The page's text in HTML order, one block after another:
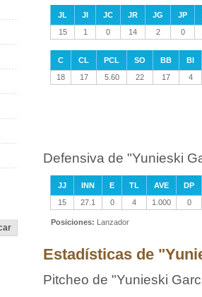
JL JI JC JR JG JP
15
1 0 14 2 0
C CL PCL SO BB BI
18
17 5.60 22 17 4
Defensiva de "Yunieski
JJ INN E TL AVE DP
15
27.1 0 4 1.000 0
Posiciones: Lanzador
Estadísticas de
Pitcheo de "Yunieski